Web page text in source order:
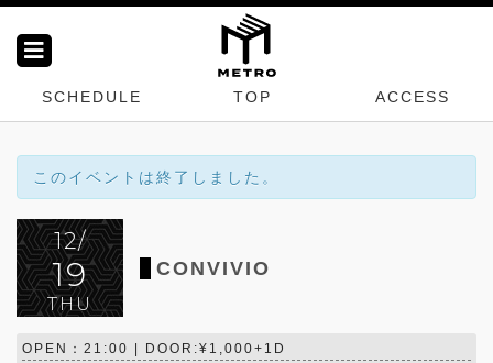
SCHEDULE TOP ACCESS
このイベントは終了しました。
12/
19
THU
CONVIVIO
OPEN：21:00 | DOOR:¥1,000+1D